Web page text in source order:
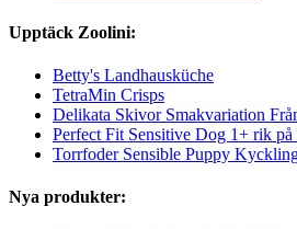
Upptäck Zoolini:
Betty's Landhausküche
TetraMin Crisps
Delikata Skivor Smakvariation
Perfect Fit Sensitive Dog 1+ rik på
Torrfoder Sensible Puppy
Nya produkter: